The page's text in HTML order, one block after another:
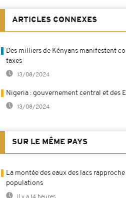
ARTICLES CONNEXES
Des milliers de Kényans manifestent
taxes
13/08/2024
Nigeria : gouvernement central et des
13/08/2024
SUR LE MÊME PAYS
La montée des eaux des lacs
populations